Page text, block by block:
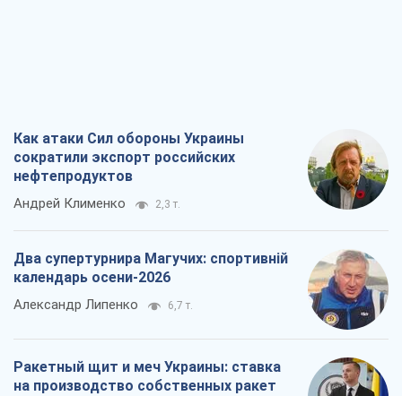
Как атаки Сил обороны Украины
сократили экспорт российских
нефтепродуктов
Андрей Клименко 2,3 т.
Два супертурнира Магучих: спортивній
календарь осени-2026
Александр Липенко 6,7 т.
Ракетный щит и меч Украины: ставка
на производство собственных ракет